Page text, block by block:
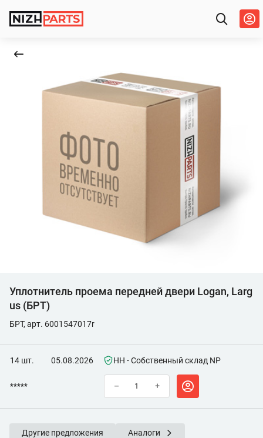
Уплотнитель проема передней двери Logan, Larg
us (БРТ)
БРТ, арт. 6001547017r
14 шт. 05.08.2026 НН - Собственный склад NP
***** – +
Другие предложения Аналоги